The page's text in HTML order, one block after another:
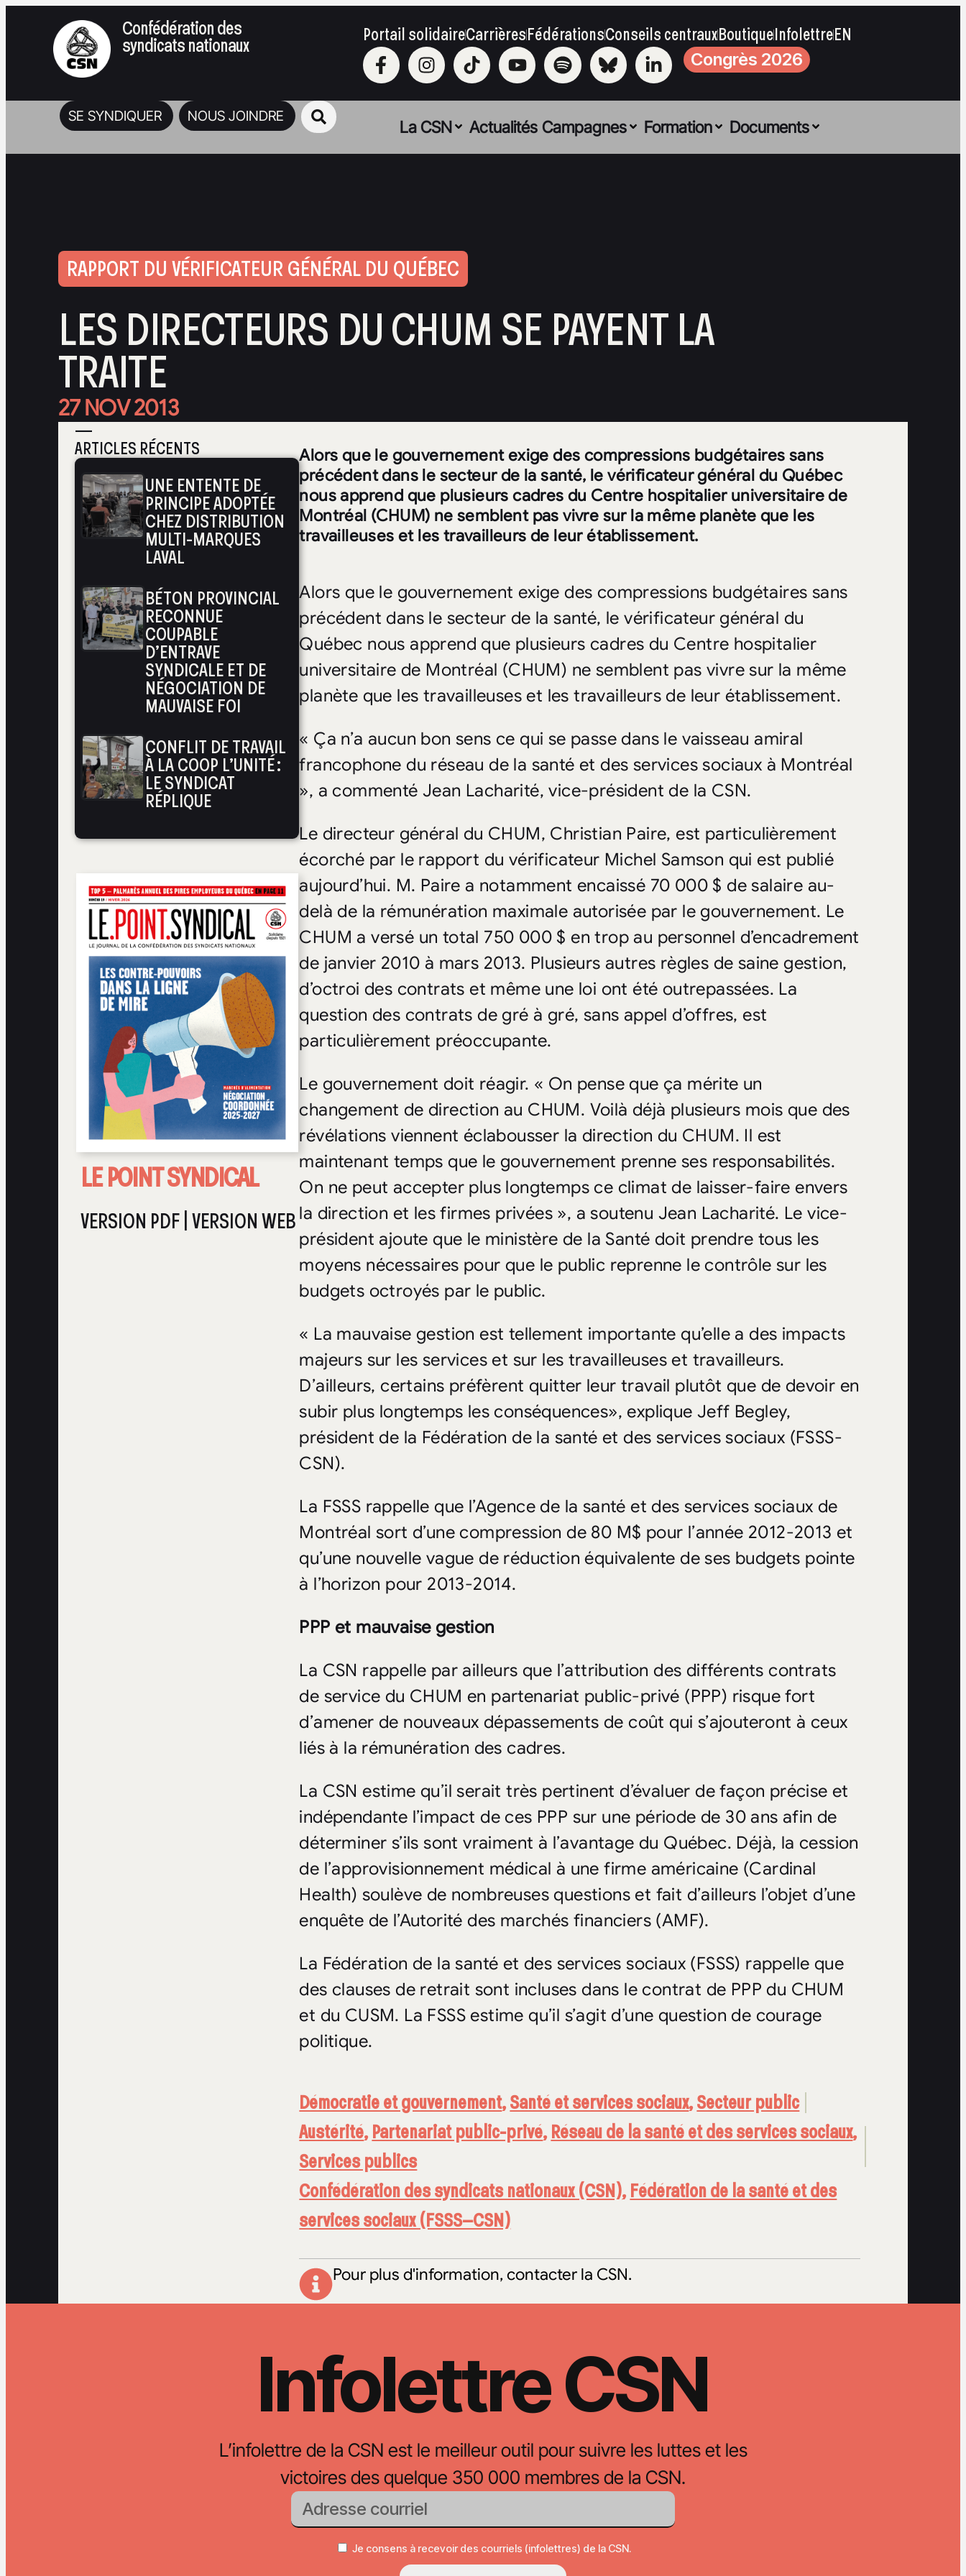
Confédération des
syndicats nationaux Portail solidaireCarrièresFédérationsConseils centrauxBoutiqueInfolettreEN
Congrès 2026
SE SYNDIQUER NOUS JOINDRE
La CSN Actualités Campagnes Formation Documents
RAPPORT DU VÉRIFICATEUR GÉNÉRAL DU QUÉBEC
LES DIRECTEURS DU CHUM SE PAYENT LA
TRAITE
27 NOV 2013
—
ARTICLES RÉCENTS
UNE ENTENTE DE
PRINCIPE ADOPTÉE
CHEZ DISTRIBUTION
MULTI-MARQUES
LAVAL
BÉTON PROVINCIAL
RECONNUE
COUPABLE
D’ENTRAVE
SYNDICALE ET DE
NÉGOCIATION DE
MAUVAISE FOI
CONFLIT DE TRAVAIL
À LA COOP L’UNITÉ :
LE SYNDICAT
RÉPLIQUE
LE POINT SYNDICAL
VERSION PDF|VERSION WEB
Alors que le gouvernement exige des compressions budgétaires sans
précédent dans le secteur de la santé, le vérificateur général du Québec
nous apprend que plusieurs cadres du Centre hospitalier universitaire de
Montréal (CHUM) ne semblent pas vivre sur la même planète que les
travailleuses et les travailleurs de leur établissement.
Alors que le gouvernement exige des compressions budgétaires sans
précédent dans le secteur de la santé, le vérificateur général du
Québec nous apprend que plusieurs cadres du Centre hospitalier
universitaire de Montréal (CHUM) ne semblent pas vivre sur la même
planète que les travailleuses et les travailleurs de leur établissement.
« Ça n’a aucun bon sens ce qui se passe dans le vaisseau amiral
francophone du réseau de la santé et des services sociaux à Montréal
», a commenté Jean Lacharité, vice-président de la CSN.
Le directeur général du CHUM, Christian Paire, est particulièrement
écorché par le rapport du vérificateur Michel Samson qui est publié
aujourd’hui. M. Paire a notamment encaissé 70 000 $ de salaire au-
delà de la rémunération maximale autorisée par le gouvernement. Le
CHUM a versé un total 750 000 $ en trop au personnel d’encadrement
de janvier 2010 à mars 2013. Plusieurs autres règles de saine gestion,
d’octroi des contrats et même une loi ont été outrepassées. La
question des contrats de gré à gré, sans appel d’offres, est
particulièrement préoccupante.
Le gouvernement doit réagir. « On pense que ça mérite un
changement de direction au CHUM. Voilà déjà plusieurs mois que des
révélations viennent éclabousser la direction du CHUM. Il est
maintenant temps que le gouvernement prenne ses responsabilités.
On ne peut accepter plus longtemps ce climat de laisser-faire envers
la direction et les firmes privées », a soutenu Jean Lacharité. Le vice-
président ajoute que le ministère de la Santé doit prendre tous les
moyens nécessaires pour que le public reprenne le contrôle sur les
budgets octroyés par le public.
« La mauvaise gestion est tellement importante qu’elle a des impacts
majeurs sur les services et sur les travailleuses et travailleurs.
D’ailleurs, certains préfèrent quitter leur travail plutôt que de devoir en
subir plus longtemps les conséquences», explique Jeff Begley,
président de la Fédération de la santé et des services sociaux (FSSS-
CSN).
La FSSS rappelle que l’Agence de la santé et des services sociaux de
Montréal sort d’une compression de 80 M$ pour l’année 2012-2013 et
qu’une nouvelle vague de réduction équivalente de ses budgets pointe
à l’horizon pour 2013-2014.
PPP et mauvaise gestion
La CSN rappelle par ailleurs que l’attribution des différents contrats
de service du CHUM en partenariat public-privé (PPP) risque fort
d’amener de nouveaux dépassements de coût qui s’ajouteront à ceux
liés à la rémunération des cadres.
La CSN estime qu’il serait très pertinent d’évaluer de façon précise et
indépendante l’impact de ces PPP sur une période de 30 ans afin de
déterminer s’ils sont vraiment à l’avantage du Québec. Déjà, la cession
de l’approvisionnement médical à une firme américaine (Cardinal
Health) soulève de nombreuses questions et fait d’ailleurs l’objet d’une
enquête de l’Autorité des marchés financiers (AMF).
La Fédération de la santé et des services sociaux (FSSS) rappelle que
des clauses de retrait sont incluses dans le contrat de PPP du CHUM
et du CUSM. La FSSS estime qu’il s’agit d’une question de courage
politique.
Démocratie et gouvernement,Santé et services sociaux,Secteur public
Austérité,Partenariat public-privé,Réseau de la santé et des services sociaux,
Services publics
Confédération des syndicats nationaux (CSN),Fédération de la santé et des
services sociaux (FSSS–CSN)
Pour plus d'information, contacter la CSN.
Infolettre CSN
L’infolettre de la CSN est le meilleur outil pour suivre les luttes et les
victoires des quelque 350 000 membres de la CSN.
Je consens à recevoir des courriels (infolettres) de la CSN.